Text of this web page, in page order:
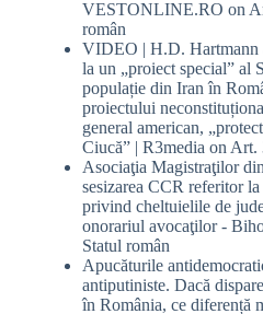
VESTONLINE.RO on
român
VIDEO | H.D. Hartmann
la un „proiect special” al
populație din Iran în
proiectului
general american,
Ciucă” | R3media on Art.
Asociaţia Magistraţilor
sesizarea CCR referitor
privind cheltuielile de
onorariul avocaţilor -
Statul român
Apucăturile
antiputiniste. Dacă
în România, ce diferență